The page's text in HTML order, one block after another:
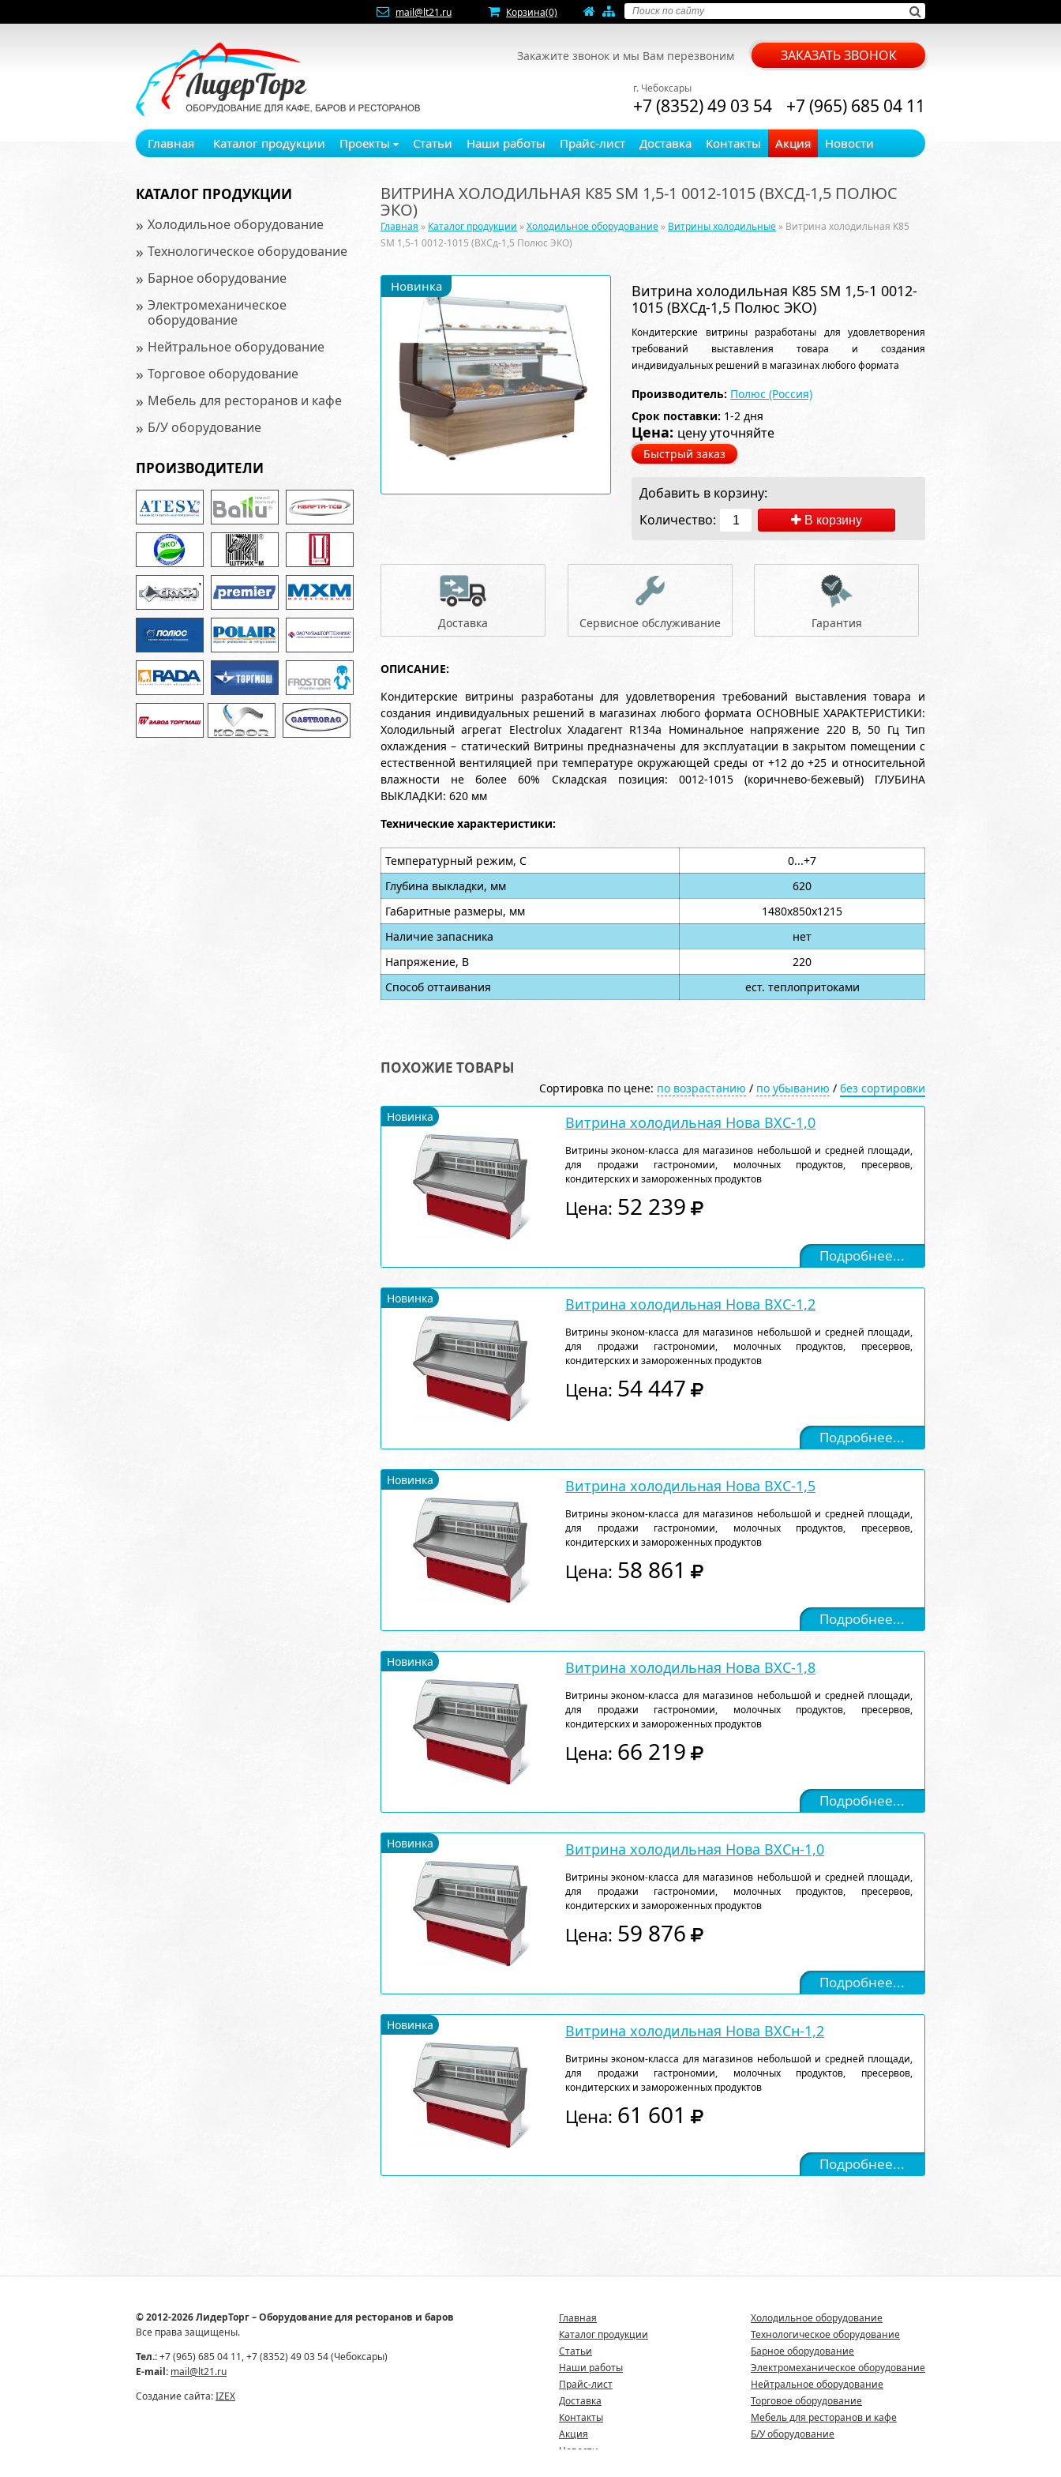
mail@lt21.ru Корзина(0)
Закажите звонок и мы Вам перезвоним ЗАКАЗАТЬ ЗВОНОК
г. Чебоксары
+7 (8352) 49 03 54 +7 (965) 685 04 11
Главная Каталог продукции Проекты Статьи Наши работы Прайс-лист Доставка Контакты Акция Новости
КАТАЛОГ ПРОДУКЦИИ
» Холодильное оборудование
» Технологическое оборудование
» Барное оборудование
» Электромеханическое
оборудование
» Нейтральное оборудование
» Торговое оборудование
» Мебель для ресторанов и кафе
» Б/У оборудование
ПРОИЗВОДИТЕЛИ
ВИТРИНА ХОЛОДИЛЬНАЯ К85 SM 1,5-1 0012-1015 (ВХСД-1,5 ПОЛЮС
ЭКО)
Главная » Каталог продукции »Холодильное оборудование » Витрины холодильные » Витрина холодильная К85
SM 1,5-1 0012-1015 (ВХСд-1,5 Полюс ЭКО)
Новинка
Витрина холодильная К85 SM 1,5-1 0012-
1015 (ВХСд-1,5 Полюс ЭКО)
Кондитерские витрины разработаны для удовлетворения
требований выставления товара и создания
индивидуальных решений в магазинах любого формата
Производитель: Полюс (Россия)
Срок поставки: 1-2 дня
Цена: цену уточняйте
Быстрый заказ
Добавить в корзину:
Количество:
В корзину
Доставка Сервисное обслуживание Гарантия
ОПИСАНИЕ:
Кондитерские витрины разработаны для удовлетворения требований выставления товара и
создания индивидуальных решений в магазинах любого формата ОСНОВНЫЕ ХАРАКТЕРИСТИКИ:
Холодильный агрегат Electrolux Хладагент R134a Номинальное напряжение 220 В, 50 Гц Тип
охлаждения – статический Витрины предназначены для эксплуатации в закрытом помещении с
естественной вентиляцией при температуре окружающей среды от +12 до +25 и относительной
влажности не более 60% Складская позиция: 0012-1015 (коричнево-бежевый) ГЛУБИНА
ВЫКЛАДКИ: 620 мм
Технические характеристики:
Температурный режим, С
0...+7
Глубина выкладки, мм
620
Габаритные размеры, мм
1480х850х1215
Наличие запасника
нет
Напряжение, В
220
Способ оттаивания
ест. теплопритоками
ПОХОЖИЕ ТОВАРЫ
Сортировка по цене: по возрастанию / по убыванию / без сортировки
Новинка
Витрина холодильная Нова ВХС-1,0
Витрины эконом-класса для магазинов небольшой и средней площади,
для продажи гастрономии, молочных продуктов, пресервов,
кондитерских и замороженных продуктов
Цена: 52 239
Подробнее...
Новинка Витрина холодильная Нова ВХС-1,2
Витрины эконом-класса для магазинов небольшой и средней площади,
для продажи гастрономии, молочных продуктов, пресервов,
кондитерских и замороженных продуктов
Цена: 54 447
Подробнее...
Новинка Витрина холодильная Нова ВХС-1,5
Витрины эконом-класса для магазинов небольшой и средней площади,
для продажи гастрономии, молочных продуктов, пресервов,
кондитерских и замороженных продуктов
Цена: 58 861
Подробнее...
Новинка Витрина холодильная Нова ВХС-1,8
Витрины эконом-класса для магазинов небольшой и средней площади,
для продажи гастрономии, молочных продуктов, пресервов,
кондитерских и замороженных продуктов
Цена: 66 219
Подробнее...
Новинка Витрина холодильная Нова ВХСн-1,0
Витрины эконом-класса для магазинов небольшой и средней площади,
для продажи гастрономии, молочных продуктов, пресервов,
кондитерских и замороженных продуктов
Цена: 59 876
Подробнее...
Новинка Витрина холодильная Нова ВХСн-1,2
Витрины эконом-класса для магазинов небольшой и средней площади,
для продажи гастрономии, молочных продуктов, пресервов,
кондитерских и замороженных продуктов
Цена: 61 601
Подробнее...
© 2012-2026 ЛидерТорг – Оборудование для ресторанов и баров
Все права защищены.
Тел.:+7 (965) 685 04 11, +7 (8352) 49 03 54 (Чебоксары)
E-mail: mail@lt21.ru
Создание сайта:IZEX
Главная
Каталог продукции
Статьи
Наши работы
Прайс-лист
Доставка
Контакты
Акция
Новости
Холодильное оборудование
Технологическое оборудование
Барное оборудование
Электромеханическое оборудование
Нейтральное оборудование
Торговое оборудование
Мебель для ресторанов и кафе
Б/У оборудование